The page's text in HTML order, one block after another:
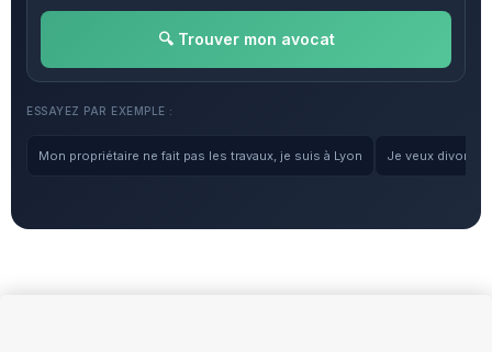
🔍 Trouver mon avocat
ESSAYEZ PAR EXEMPLE :
Mon propriétaire ne fait pas les travaux, je suis à Lyon Je veux